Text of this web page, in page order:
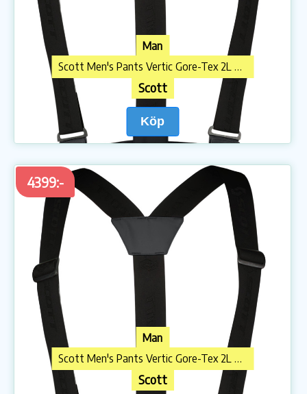
Man
Scott Men's Pants Vertic Gore-Tex 2L Dust Grey/black
Scott
Köp
4399:-
Man
Scott Men's Pants Vertic Gore-Tex 2L Black
Scott